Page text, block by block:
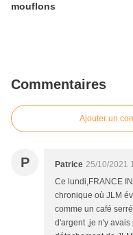
mouflons
Commentaires
Ajouter un
P Patrice 25/10/2021
Ce lundi,FRANCE
chronique où JLM
comme un café
d'argent ,je n'y avais